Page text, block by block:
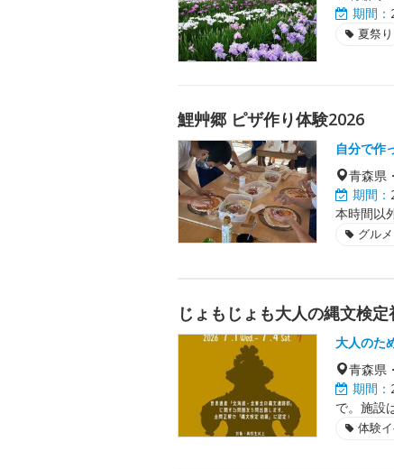
期間：
夏祭り
鯉艸郷 ピザ作り体験2026
自分で作
青森県
期間：
本時間以
グル
じょもじょも大人の縄文検定
大人のた
青森県
期間：
で。施設
体験